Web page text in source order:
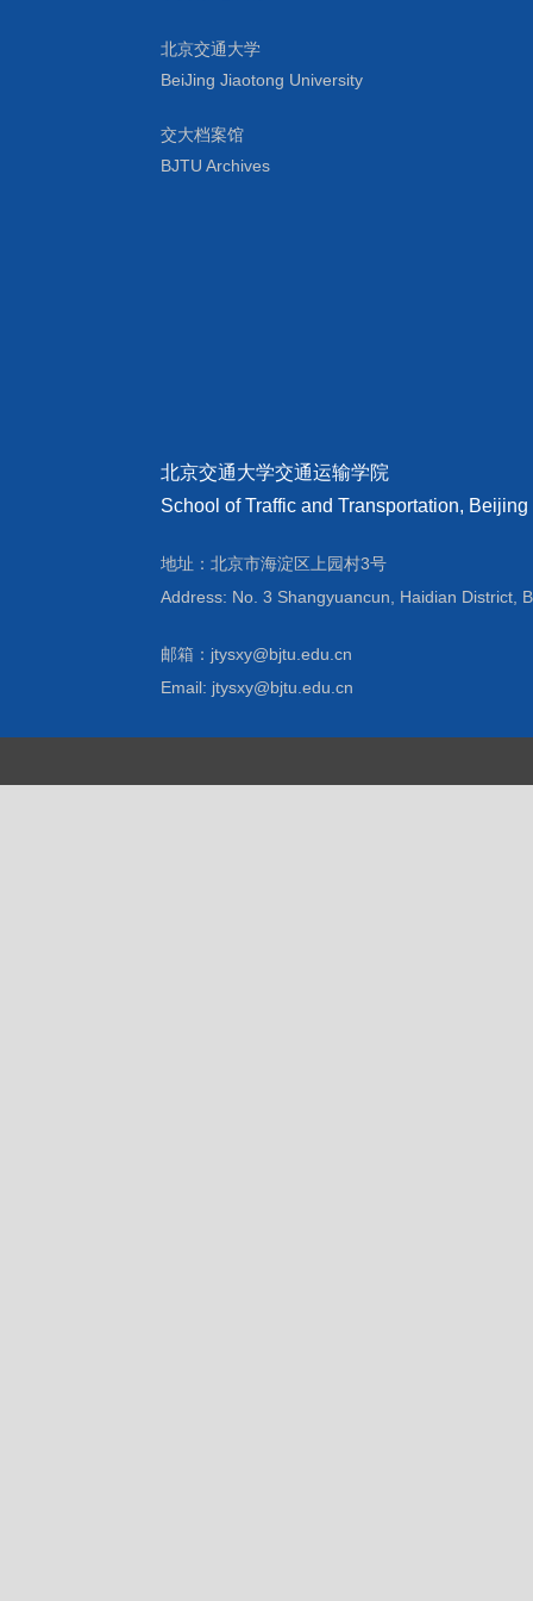
北京交通大学
BeiJing Jiaotong University
交大档案馆
BJTU Archives
北京交通大学交通运输学院
School of Traffic and Transportation,
地址：北京市海淀区上园村3号
Address: No. 3 Shangyuancun, Haidian District,
邮箱：jtysxy@bjtu.edu.cn
Email: jtysxy@bjtu.edu.cn